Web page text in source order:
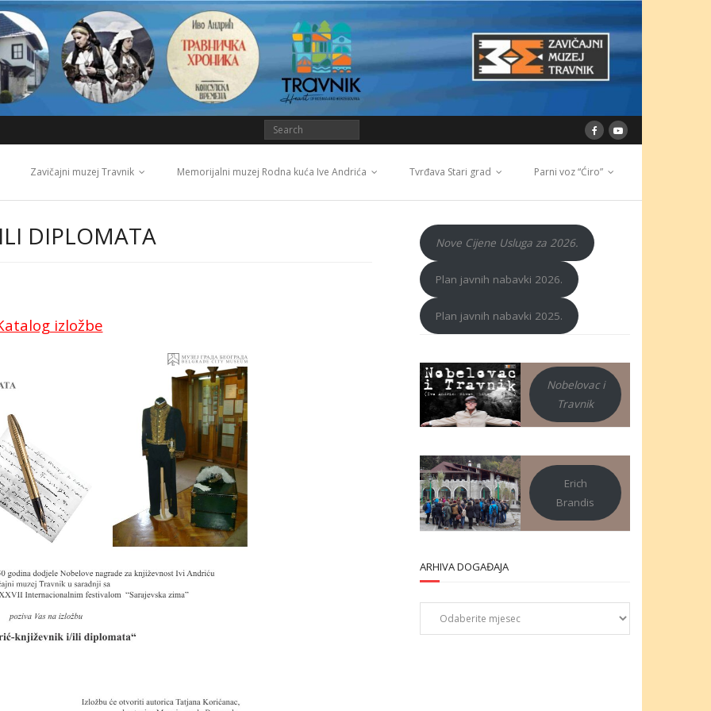
Zavičajni muzej Travnik Memorijalni muzej Rodna kuća Ive Andrića Tvrđava Stari grad Parni voz “Ćiro”
DIPLOMATA
izložbe
Nove Cijene Usluga za 2026.
Plan javnih nabavki 2026.
Plan javnih nabavki 2025.
Nobelovac i
Travnik
Erich
Brandis
ARHIVA DOGAĐAJA
Arhiva
događaja